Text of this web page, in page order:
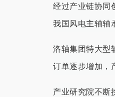
经过产业链协同
我国风电主轴轴
洛轴集团特大型
订单逐步增加，
产业研究院不断